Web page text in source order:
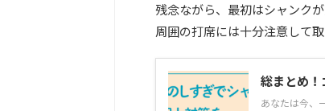
残念ながら、最初はシャンク
周囲の打席には十分注意して取
総まとめ
あなたは今、